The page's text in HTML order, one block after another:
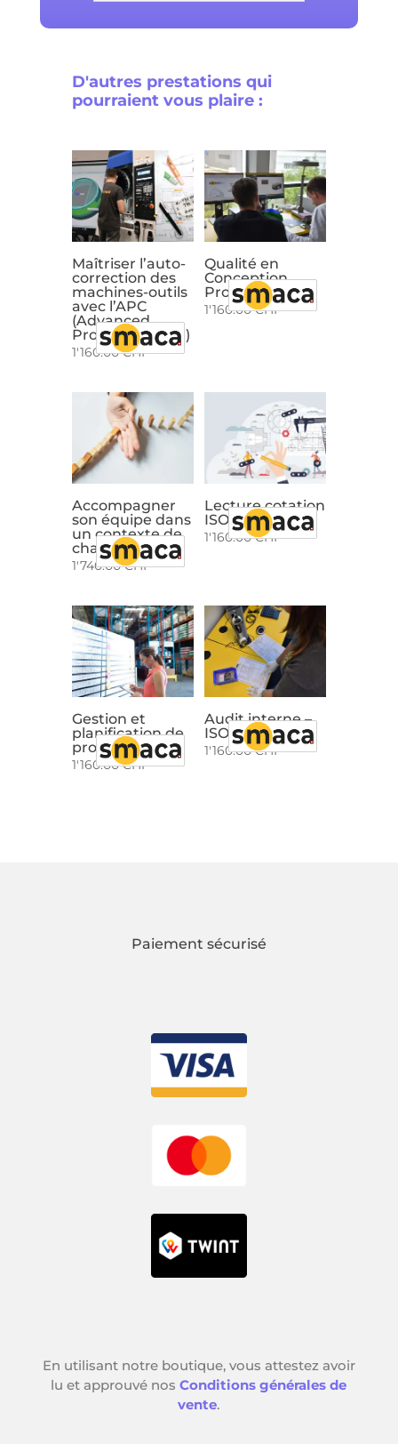
D'autres prestations qui
pourraient vous plaire :
Maîtriser l’auto-
correction des
machines-outils
avec l’APC
(Advanced
Process Control)
1'160.00CHF
Qualité en
Conception
Produit (QbD)
1'160.00CHF
Accompagner
son équipe dans
un contexte de
changement
1'740.00CHF
Lecture cotation
ISO-GPS
1'160.00CHF
Gestion et
planification de
production
1'160.00CHF
Audit interne –
ISO17025 : 2017
1'160.00CHF
Paiement sécurisé
En utilisant notre boutique, vous attestez avoir
lu et approuvé nosConditions générales de
vente.